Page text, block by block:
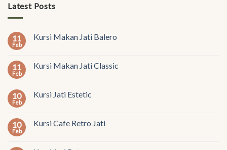
Latest Posts
11
Feb
Kursi Makan Jati Balero
11
Feb
Kursi Makan Jati Classic
10
Feb
Kursi Jati Estetic
10
Feb
Kursi Cafe Retro Jati